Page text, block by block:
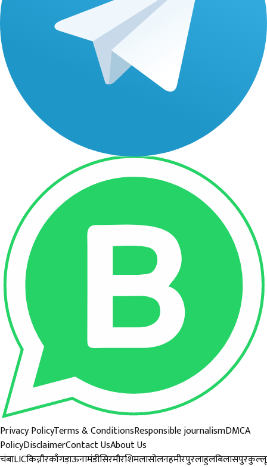
Privacy PolicyTerms & ConditionsResponsible journalismDMCA
PolicyDisclaimerContact UsAbout Us
चंबाLICकिन्नौरकाँगड़ाऊनामंडीसिरमौरशिमलासोलनहमीरपुरलाहुलबिलासपुरकुल्लू